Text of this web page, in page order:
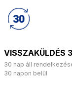
VISSZAKÜLDÉS
30 nap áll
30 napon belül